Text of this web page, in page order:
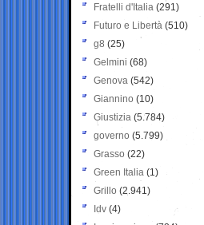
Fratelli d'Italia (291)
Futuro e Libertà (510)
g8 (25)
Gelmini (68)
Genova (542)
Giannino (10)
Giustizia (5.784)
governo (5.799)
Grasso (22)
Green Italia (1)
Grillo (2.941)
Idv (4)